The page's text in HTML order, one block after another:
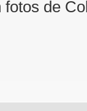
de